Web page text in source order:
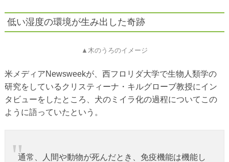
低い湿度の環境が生み出した奇跡
▲木のうろのイメージ
米メディアNewsweekが、西フロリダ大学で生物人類学の
研究をしているクリスティーナ・キルグローブ教授にイン
タビューをしたところ、犬のミイラ化の過程についてこの
ように語っていたという。
通常、人間や動物が死んだとき、免疫機能は機能し